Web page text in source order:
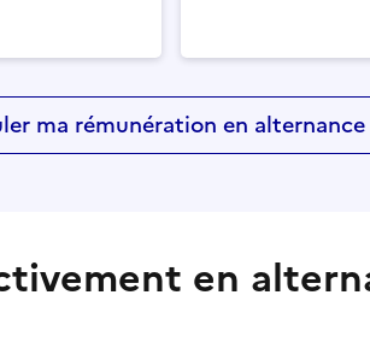
ma rémunération en alternance
en